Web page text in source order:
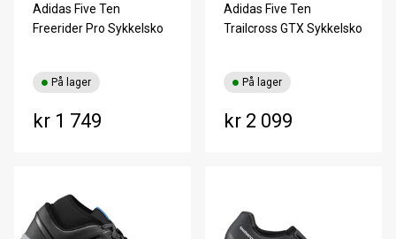
Adidas Five Ten
Freerider Pro Sykkelsko
kr 1 749
På lager
Adidas Five Ten
Trailcross GTX Sykkelsko
kr 2 099
På lager